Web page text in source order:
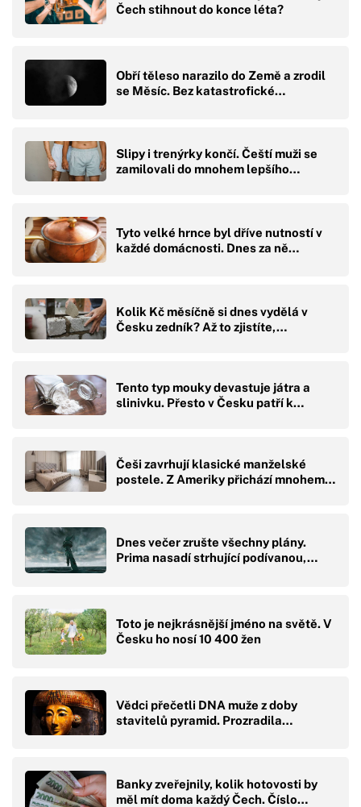
Čech stihnout do konce léta?
Obří těleso narazilo do Země a zrodil
se Měsíc. Bez katastrofické…
Slipy i trenýrky končí. Čeští muži se
zamilovali do mnohem lepšího…
Tyto velké hrnce byl dříve nutností v
každé domácnosti. Dnes za ně…
Kolik Kč měsíčně si dnes vydělá v
Česku zedník? Až to zjistíte,…
Tento typ mouky devastuje játra a
slinivku. Přesto v Česku patří k…
Češi zavrhují klasické manželské
postele. Z Ameriky přichází mnohem…
Dnes večer zrušte všechny plány.
Prima nasadí strhující podívanou,…
Toto je nejkrásnější jméno na světě. V
Česku ho nosí 10 400 žen
Vědci přečetli DNA muže z doby
stavitelů pyramid. Prozradila…
Banky zveřejnily, kolik hotovosti by
měl mít doma každý Čech. Číslo…